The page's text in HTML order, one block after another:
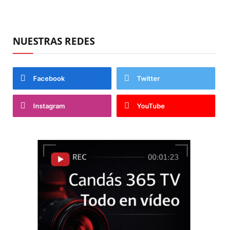
NUESTRAS REDES
Facebook Twitter
Instagram YouTube